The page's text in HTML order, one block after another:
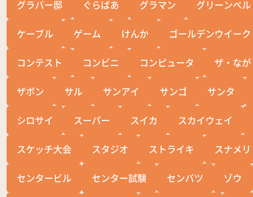
グラバー邸 ぐらばあ グラマン グリーンベル
ケーブル ゲーム けんか ゴールデンウイーク
コンテスト コンビニ コンピュータ ザ・なが
ザボン サル サンアイ サンゴ サンタ
シロサイ スーパー スイカ スカイウェイ
スケッチ大会 スタジオ ストライキ スナメリ
センタービル センター試験 センバツ ゾウ